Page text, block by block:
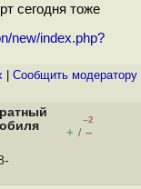
сегодня тоже
new/index.php?
Cообщить модератору
–2
+ / –